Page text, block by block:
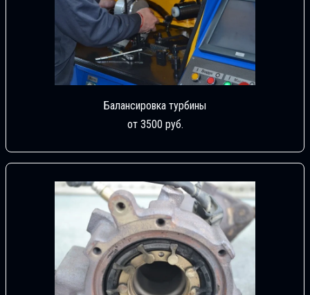
Балансировка турбины
от 3500 руб.